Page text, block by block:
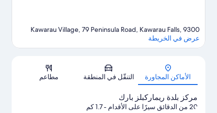
الخريطة
Kawarau Village, 79 Peninsula Road, Kawarau Falls, 9300
عرض في الخريطة
الأماكن المجاورة التنقّل في المنطقة مطاعم
مركز بلدة ريماركبلز بارك
20 من الدقائق سيرًا على الأقدام - 1.7 كم